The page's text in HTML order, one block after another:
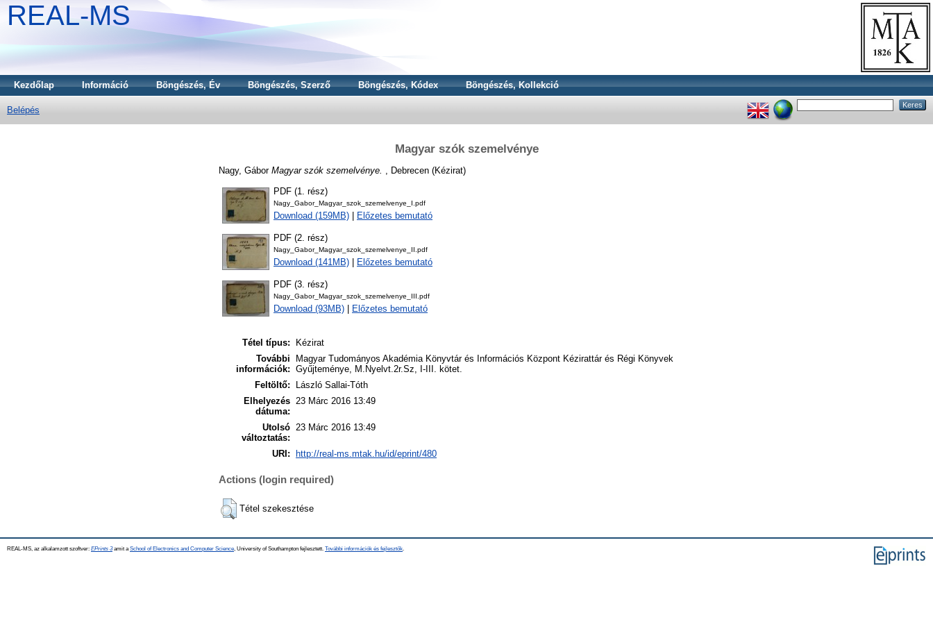
REAL-MS
Kezdőlap Információ Böngészés, Év Böngészés, Szerző Böngészés, Kódex Böngészés, Kollekció
Belépés
Magyar szók szemelvénye
Nagy, Gábor Magyar szók szemelvénye. , Debrecen (Kézirat)
PDF (1. rész)
Nagy_Gabor_Magyar_szok_szemelvenye_I.pdf
Download (159MB) Előzetes bemutató
PDF (2. rész)
Nagy_Gabor_Magyar_szok_szemelvenye_II.pdf
Download (141MB) Előzetes bemutató
PDF (3. rész)
Nagy_Gabor_Magyar_szok_szemelvenye_III.pdf
Download (93MB) Előzetes bemutató
Tétel típus:
Kézirat
További
információk:
Magyar Tudományos Akadémia Könyvtár és Információs Központ Kézirattár és Régi Könyvek
Gyűjteménye, M.Nyelvt.2r.Sz, I-III. kötet.
Feltöltő:
László Sallai-Tóth
Elhelyezés
dátuma:
23 Márc 2016 13:49
Utolsó
változtatás:
23 Márc 2016 13:49
URI: http://real-ms.mtak.hu/id/eprint/480
Actions (login required)
Tétel szekesztése
REAL-MS, az alkalamzott szoftver: EPrints 3amit a School of Electronics and Computer Science , University of Southampton fejlesztett. További információk és fejlesztők